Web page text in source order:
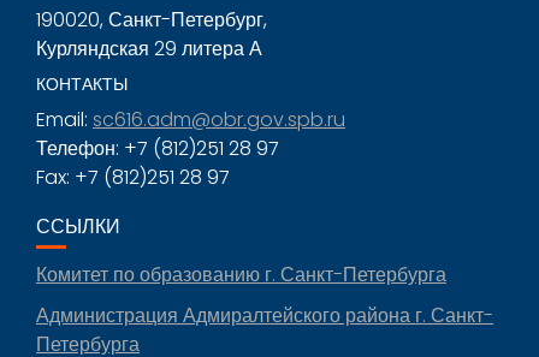
190020, Санкт-Петербург,
Курляндская 29 литера А
КОНТАКТЫ
Email: sc616.adm@obr.gov.spb.ru
Телефон: +7 (812)251 28 97
Fax: +7 (812)251 28 97
ССЫЛКИ
Комитет по образованию г. Санкт-Петербурга
Администрация Адмиралтейского района г. Санкт-
Петербурга